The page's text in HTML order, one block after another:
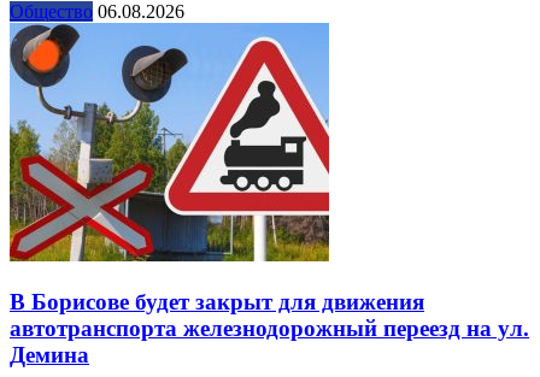
Общество 06.08.2026
В Борисове будет закрыт для движения
автотранспорта железнодорожный переезд на ул.
Демина